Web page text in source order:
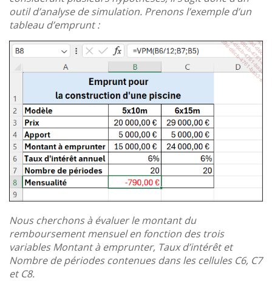
outil d’analyse de simulation. Prenons l’exemple d’un
tableau d’emprunt :
Nous cherchons à évaluer le montant du
remboursement mensuel en fonction des trois
variables Montant à emprunter, Taux d’intérêt et
Nombre de périodes contenues dans les cellules C6, C7
et C8.